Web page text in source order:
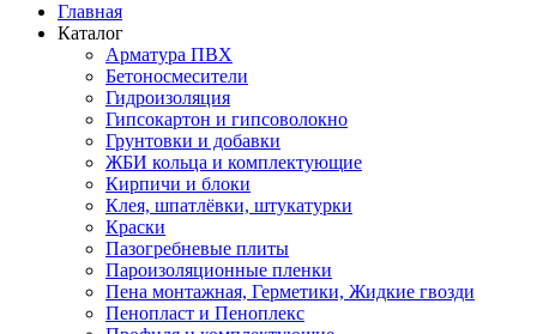
Главная
Каталог
Арматура ПВХ
Бетоносмесители
Гидроизоляция
Гипсокартон и гипсоволокно
Грунтовки и добавки
ЖБИ кольца и комплектующие
Кирпичи и блоки
Клея, шпатлёвки, штукатурки
Краски
Пазогребневые плиты
Пароизоляционные пленки
Пена монтажная, Герметики, Жидкие гвозди
Пенопласт и Пеноплекс